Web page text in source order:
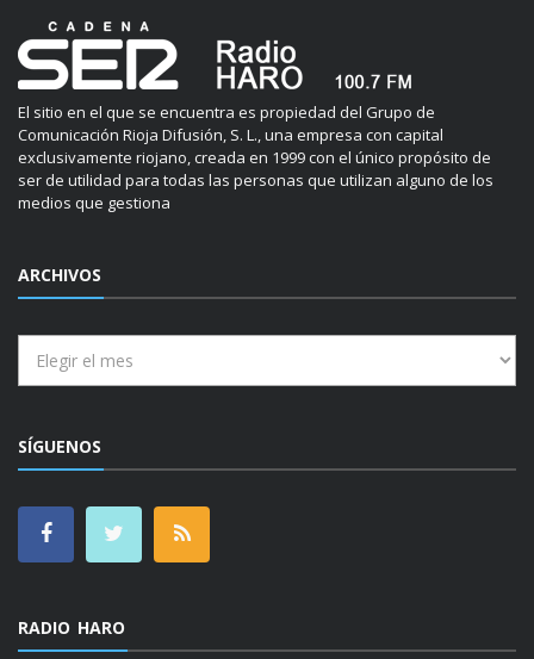
El sitio en el que se encuentra es propiedad del Grupo de
Comunicación Rioja Difusión, S. L., una empresa con capital
exclusivamente riojano, creada en 1999 con el único propósito de
ser de utilidad para todas las personas que utilizan alguno de los
medios que gestiona
ARCHIVOS
SÍGUENOS
RADIO HARO